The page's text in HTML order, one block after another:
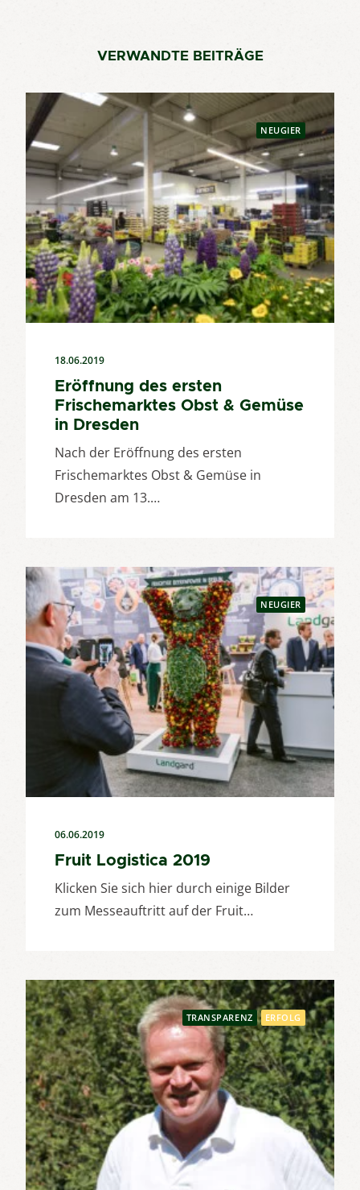
VERWANDTE BEITRÄGE
NEUGIER
18.06.2019
Eröffnung des ersten
Frischemarktes Obst & Gemüse
in Dresden
Nach der Eröffnung des ersten
Frischemarktes Obst & Gemüse in
Dresden am 13.…
NEUGIER
06.06.2019
Fruit Logistica 2019
Klicken Sie sich hier durch einige Bilder
zum Messeauftritt auf der Fruit…
TRANSPARENZ ERFOLG